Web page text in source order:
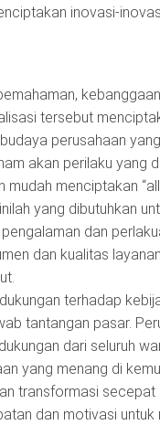
inovasi-
tersebut
perusahaan
akan perilaku yang
menciptakan
yang dibutuhkan
dan
dan kualitas
terhadap
tantangan pasar.
dari seluruh
yang menang di
transformasi
dan motivasi